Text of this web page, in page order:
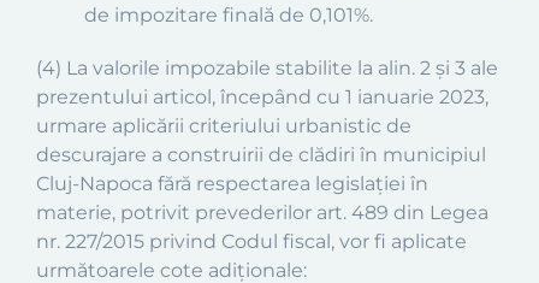
de impozitare finală de 0,101%.
(4) La valorile impozabile stabilite la alin. 2 și 3 ale
prezentului articol, începând cu 1 ianuarie 2023,
urmare aplicării criteriului urbanistic de
descurajare a construirii de clădiri în municipiul
Cluj-Napoca fără respectarea legislației în
materie, potrivit prevederilor art. 489 din Legea
nr. 227/2015 privind Codul fiscal, vor fi aplicate
următoarele cote adiţionale: